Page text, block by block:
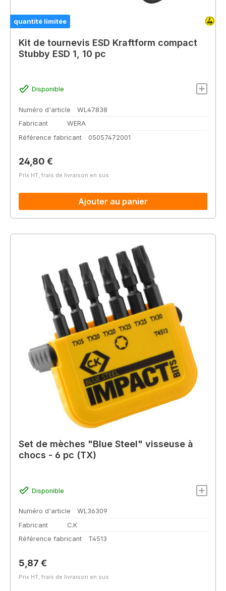
quantité limitée
Kit de tournevis ESD Kraftform compact
Stubby ESD 1, 10 pc
Disponible
Numéro d'article
WL47838
Fabricant
WERA
Référence fabricant
05057472001
Prix régulier :
24,80 €
Prix HT, frais de livraison en sus
Ajouter au panier
Set de mèches "Blue Steel" visseuse à
chocs - 6 pc (TX)
Disponible
Numéro d'article
WL36309
Fabricant
C.K
Référence fabricant
T4513
Prix régulier :
5,87 €
Prix HT, frais de livraison en sus